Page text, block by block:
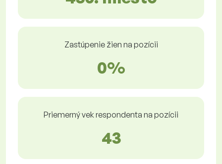
Zastúpenie žien na pozícii
0%
Priemerný vek respondenta na pozícii
43